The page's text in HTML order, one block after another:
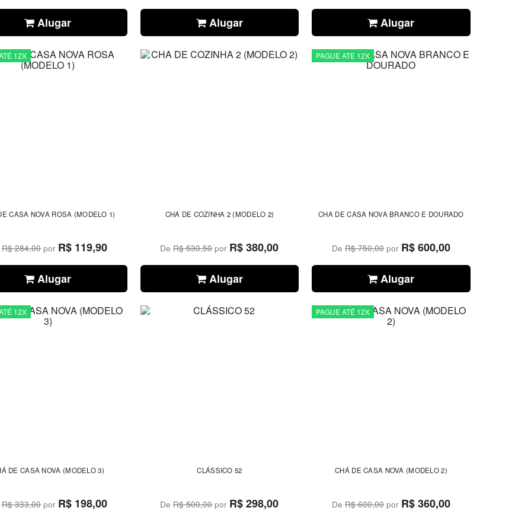
Alugar Alugar Alugar
12X
CHA DE CASA NOVA ROSA (MODELO 1)
R$ 284,00por R$ 119,90
Alugar
CHA DE COZINHA 2 (MODELO 2)
DeR$ 530,50por R$ 380,00
Alugar
PAGUE ATE 12X
CHA DE CASA NOVA BRANCO E DOURADO
De R$ 750,00por R$ 600,00
Alugar
12X
DE CASA NOVA (MODELO 3)
R$ 333,00por R$ 198,00
CLÁSSICO 52
DeR$ 500,00por R$ 298,00
PAGUE ATÉ 12X
CHÁ DE CASA NOVA (MODELO 2)
De R$ 600,00por R$ 360,00